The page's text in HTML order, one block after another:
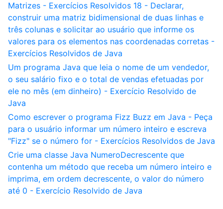
Matrizes - Exercícios Resolvidos 18 - Declarar,
construir uma matriz bidimensional de duas linhas e
três colunas e solicitar ao usuário que informe os
valores para os elementos nas coordenadas corretas -
Exercícios Resolvidos de Java
Um programa Java que leia o nome de um vendedor,
o seu salário fixo e o total de vendas efetuadas por
ele no mês (em dinheiro) - Exercício Resolvido de
Java
Como escrever o programa Fizz Buzz em Java - Peça
para o usuário informar um número inteiro e escreva
"Fizz" se o número for - Exercícios Resolvidos de Java
Crie uma classe Java NumeroDecrescente que
contenha um método que receba um número inteiro e
imprima, em ordem decrescente, o valor do número
até 0 - Exercício Resolvido de Java